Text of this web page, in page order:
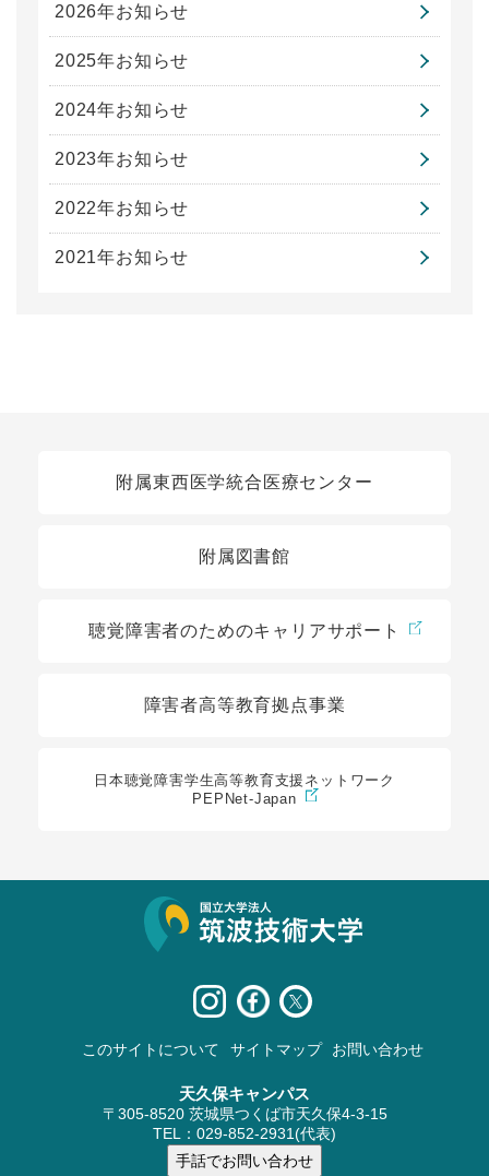
2026年お知らせ
2025年お知らせ
2024年お知らせ
2023年お知らせ
2022年お知らせ
2021年お知らせ
附属東西医学統合医療センター
附属図書館
聴覚障害者のためのキャリアサポート
障害者高等教育拠点事業
日本聴覚障害学生高等教育支援ネットワーク
PEPNet-Japan
このサイトについて サイトマップ お問い合わせ
天久保キャンパス
〒305-8520 茨城県つくば市天久保4-3-15
TEL：029-852-2931(代表)